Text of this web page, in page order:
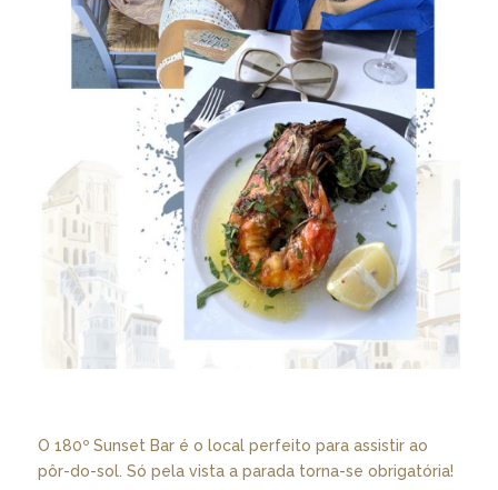
O 180º Sunset Bar é o local perfeito para assistir ao
pôr-do-sol. Só pela vista a parada torna-se obrigatória!